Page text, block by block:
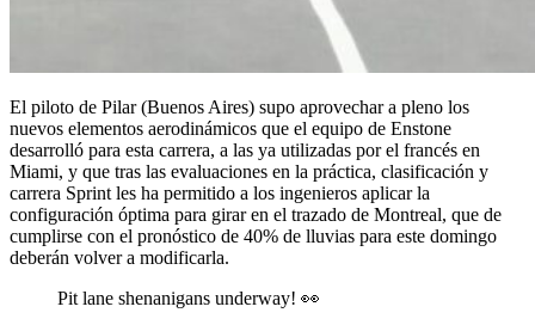
El piloto de Pilar (Buenos Aires) supo aprovechar a pleno los
nuevos elementos aerodinámicos que el equipo de Enstone
desarrolló para esta carrera, a las ya utilizadas por el francés en
Miami, y que tras las evaluaciones en la práctica, clasificación y
carrera Sprint les ha permitido a los ingenieros aplicar la
configuración óptima para girar en el trazado de Montreal, que de
cumplirse con el pronóstico de 40% de lluvias para este domingo
deberán volver a modificarla.
Pit lane shenanigans underway! 👀